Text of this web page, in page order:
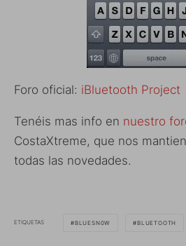
Foro oficial: iBluetooth Project
Tenéis mas info en nuestro
CostaXtreme, que nos
todas las novedades.
ETIQUETAS BLUESN0W BLUETOOTH